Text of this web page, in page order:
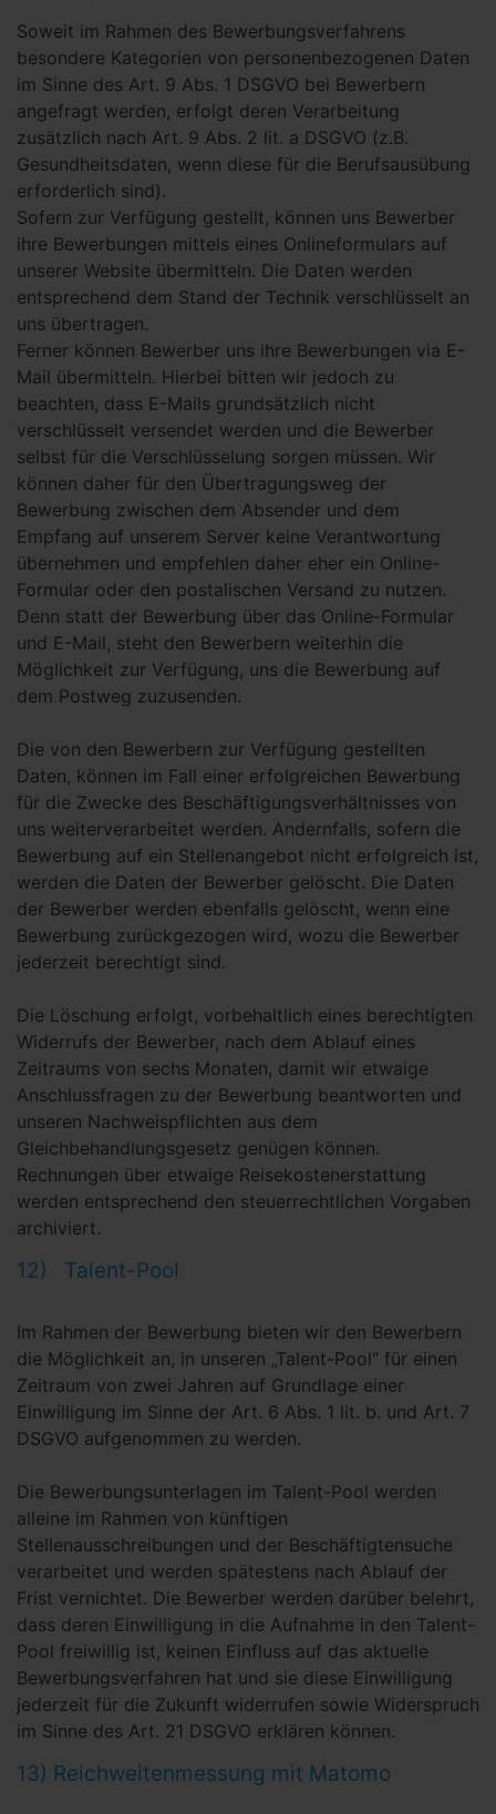
Soweit im Rahmen des Bewerbungsverfahrens
besondere Kategorien von personenbezogenen Daten
im Sinne des Art. 9 Abs. 1 DSGVO bei Bewerbern
angefragt werden, erfolgt deren Verarbeitung
zusätzlich nach Art. 9 Abs. 2 lit. a DSGVO (z.B.
Gesundheitsdaten, wenn diese für die Berufsausübung
erforderlich sind).
Sofern zur Verfügung gestellt, können uns Bewerber
ihre Bewerbungen mittels eines Onlineformulars auf
unserer Website übermitteln. Die Daten werden
entsprechend dem Stand der Technik verschlüsselt an
uns übertragen.
Ferner können Bewerber uns ihre Bewerbungen via E-
Mail übermitteln. Hierbei bitten wir jedoch zu
beachten, dass E-Mails grundsätzlich nicht
verschlüsselt versendet werden und die Bewerber
selbst für die Verschlüsselung sorgen müssen. Wir
können daher für den Übertragungsweg der
Bewerbung zwischen dem Absender und dem
Empfang auf unserem Server keine Verantwortung
übernehmen und empfehlen daher eher ein Online-
Formular oder den postalischen Versand zu nutzen.
Denn statt der Bewerbung über das Online-Formular
und E-Mail, steht den Bewerbern weiterhin die
Möglichkeit zur Verfügung, uns die Bewerbung auf
dem Postweg zuzusenden.
Die von den Bewerbern zur Verfügung gestellten
Daten, können im Fall einer erfolgreichen Bewerbung
für die Zwecke des Beschäftigungsverhältnisses von
uns weiterverarbeitet werden. Andernfalls, sofern die
Bewerbung auf ein Stellenangebot nicht erfolgreich ist,
werden die Daten der Bewerber gelöscht. Die Daten
der Bewerber werden ebenfalls gelöscht, wenn eine
Bewerbung zurückgezogen wird, wozu die Bewerber
jederzeit berechtigt sind.
Die Löschung erfolgt, vorbehaltlich eines berechtigten
Widerrufs der Bewerber, nach dem Ablauf eines
Zeitraums von sechs Monaten, damit wir etwaige
Anschlussfragen zu der Bewerbung beantworten und
unseren Nachweispflichten aus dem
Gleichbehandlungsgesetz genügen können.
Rechnungen über etwaige Reisekostenerstattung
werden entsprechend den steuerrechtlichen Vorgaben
archiviert.
12) Talent-Pool
Im Rahmen der Bewerbung bieten wir den Bewerbern
die Möglichkeit an, in unseren „Talent-Pool“ für einen
Zeitraum von zwei Jahren auf Grundlage einer
Einwilligung im Sinne der Art. 6 Abs. 1 lit. b. und Art. 7
DSGVO aufgenommen zu werden.
Die Bewerbungsunterlagen im Talent-Pool werden
alleine im Rahmen von künftigen
Stellenausschreibungen und der Beschäftigtensuche
verarbeitet und werden spätestens nach Ablauf der
Frist vernichtet. Die Bewerber werden darüber belehrt,
dass deren Einwilligung in die Aufnahme in den Talent-
Pool freiwillig ist, keinen Einfluss auf das aktuelle
Bewerbungsverfahren hat und sie diese Einwilligung
jederzeit für die Zukunft widerrufen sowie Widerspruch
im Sinne des Art. 21 DSGVO erklären können.
13) Reichweitenmessung mit Matomo